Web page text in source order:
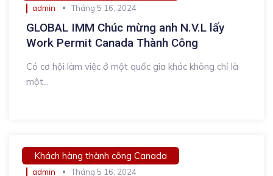
admin Tháng 5 16, 2024
GLOBAL IMM Chúc mừng anh N.V.L lấy
Work Permit Canada Thành Công
Có cơ hội làm việc ở một quốc gia khác không chỉ là
một...
Khách hàng thành công Canada
admin Tháng 5 16, 2024